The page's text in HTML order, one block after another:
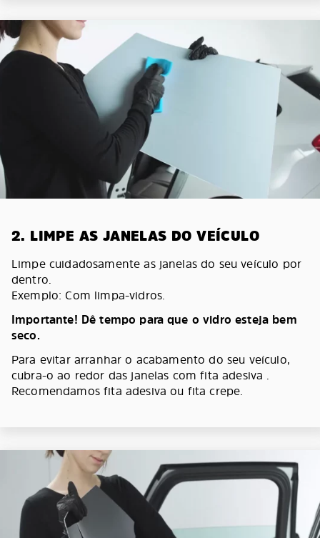
2. LIMPE AS JANELAS DO VEÍCULO
Limpe cuidadosamente as janelas do seu veículo por
dentro.
Exemplo: Com limpa-vidros.
Importante! Dê tempo para que o vidro esteja bem
seco.
Para evitar arranhar o acabamento do seu veículo,
cubra-o ao redor das janelas com fita adesiva .
Recomendamos fita adesiva ou fita crepe.